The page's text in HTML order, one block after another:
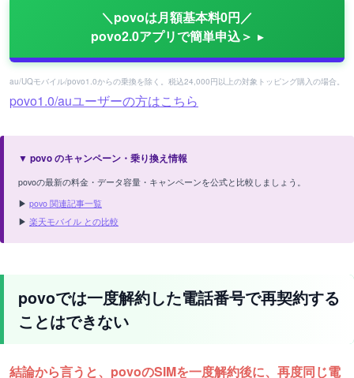
＼povoは月額基本料0円／
povo2.0アプリで簡単申込＞
au/UQモバイル/povo1.0からの乗換を除く。税込24,000円以上の対象トッピング購入の場合。
povo1.0/auユーザーの方はこちら
▼ povo のキャンペーン・乗り換え情報
povoの最新の料金・データ容量・キャンペーンを公式と比較しましょう。
▶ povo 関連記事一覧
▶ 楽天モバイル との比較
povoでは一度解約した電話番号で再契約する
ことはできない
結論から言うと、povoのSIMを一度解約後に、再度同じ電